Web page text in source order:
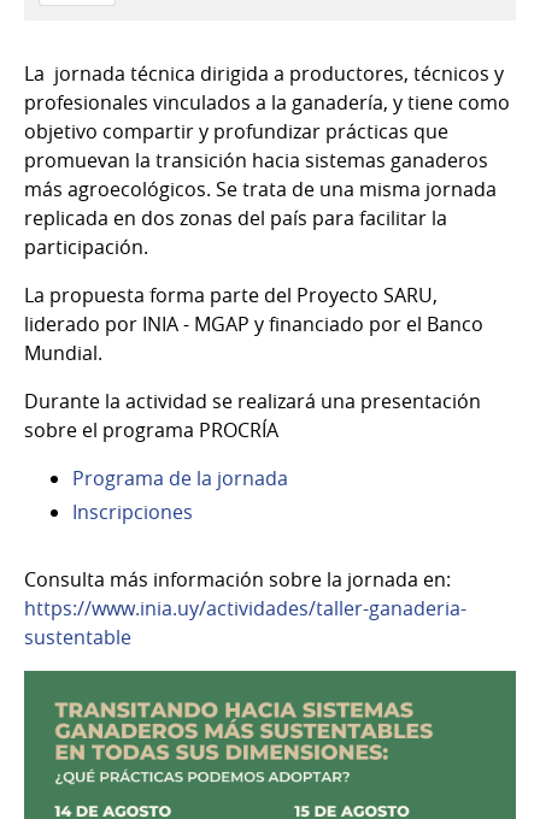
15
de
Ago
del
2025
La jornada técnica dirigida a productores, técnicos y
profesionales vinculados a la ganadería, y tiene como
objetivo compartir y profundizar prácticas que
promuevan la transición hacia sistemas ganaderos
más agroecológicos. Se trata de una misma jornada
replicada en dos zonas del país para facilitar la
participación.
La propuesta forma parte del Proyecto SARU,
liderado por INIA - MGAP y financiado por el Banco
Mundial.
Durante la actividad se realizará una presentación
sobre el programa PROCRÍA
Programa de la jornada
Inscripciones
Consulta más información sobre la jornada en:
https://www.inia.uy/actividades/taller-ganaderia-
sustentable